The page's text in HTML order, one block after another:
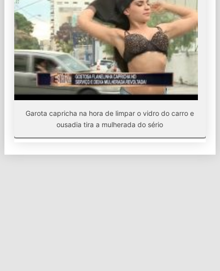
Garota capricha na hora de limpar o vidro do carro e
ousadia tira a mulherada do sério